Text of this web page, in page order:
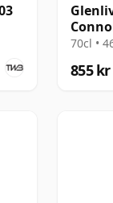
70cl •
855 kr